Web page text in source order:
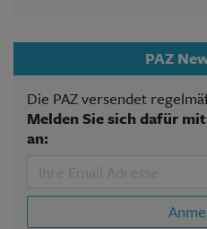
PAZ
Die PAZ versendet
Melden Sie sich dafür
an: